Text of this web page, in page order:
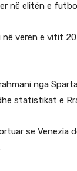
në elitën e
në verën e vitit
nga Sparta
statistikat e
se Venezia